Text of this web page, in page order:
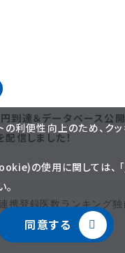
到達＆データベース公
信しました！
の利便性向上のため、ク
の使用に関しては、 「
同意する